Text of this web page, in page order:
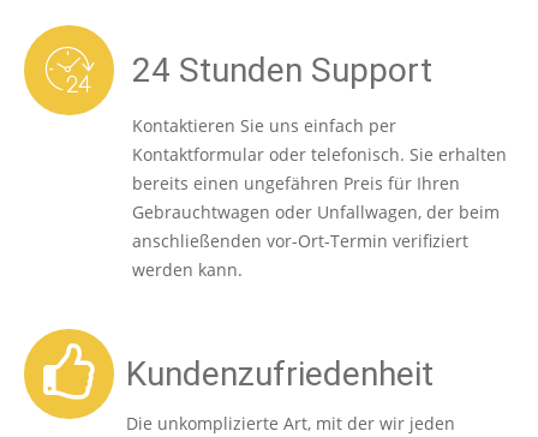
24 Stunden Support
Kontaktieren Sie uns einfach per
Kontaktformular oder telefonisch. Sie erhalten
bereits einen ungefähren Preis für Ihren
Gebrauchtwagen oder Unfallwagen, der beim
anschließenden vor-Ort-Termin verifiziert
werden kann.
Kundenzufriedenheit
Die unkomplizierte Art, mit der wir jeden